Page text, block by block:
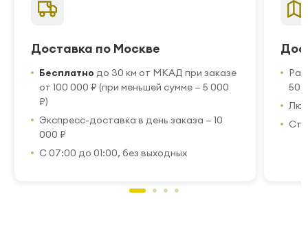
Доставка по Москве
Бесплатно до 30 км от МКАД при заказе
от 100 000 ₽ (при меньшей сумме — 5 000
₽)
Экспресс-доставка в день заказа — 10
000 ₽
С 07:00 до 01:00, без выходных
50